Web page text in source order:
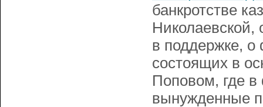
банкротстве
Николаевской,
в поддержке, о
состоящих в
Поповом, где
вынужденные